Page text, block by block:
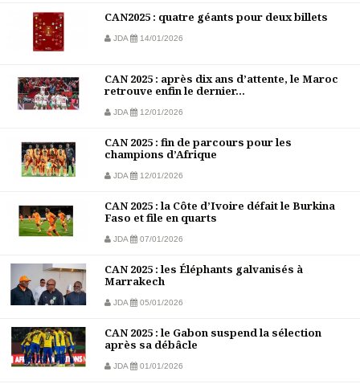
CAN2025 : quatre géants pour deux billets
JDA 14/01/2026
CAN 2025 : après dix ans d’attente, le Maroc
retrouve enfin le dernier...
JDA 12/01/2026
CAN 2025 : fin de parcours pour les
champions d’Afrique
JDA 12/01/2026
CAN 2025 : la Côte d’Ivoire défait le Burkina
Faso et file en quarts
JDA 07/01/2026
CAN 2025 : les Éléphants galvanisés à
Marrakech
JDA 05/01/2026
CAN 2025 : le Gabon suspend la sélection
après sa débâcle
JDA 01/01/2026